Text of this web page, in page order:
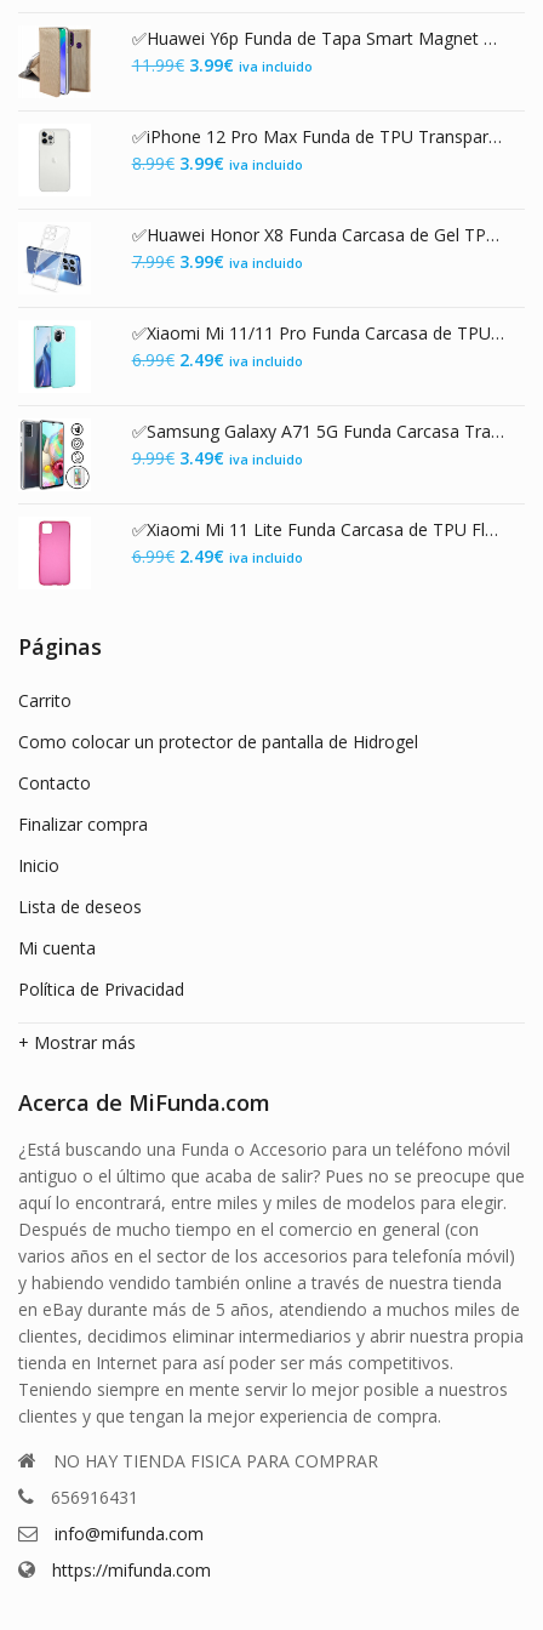
era:
9.99€.
es:
3.49€.
✅Huawei Y6p Funda de Tapa Smart Magnet Dorada
11.99€ El
era:
11.99€.
3.99€El
es:
3.99€.
iva incluido
✅iPhone 12 Pro Max Funda de TPU Transparente 2.0mm Premium con Protección de Cámara
8.99€ El
era:
8.99€.
3.99€El
es:
3.99€.
iva incluido
✅Huawei Honor X8 Funda Carcasa de Gel TPU Transparente con Protección de Cámara
7.99€ El
era:
7.99€.
3.99€El
es:
3.99€.
iva incluido
✅Xiaomi Mi 11/11 Pro Funda Carcasa de TPU Flexible Mate Turquesa
6.99€ El
era:
6.99€.
2.49€El
es:
2.49€.
iva incluido
✅Samsung Galaxy A71 5G Funda Carcasa Transparente Doble con Protección 360º
9.99€ El
era:
9.99€.
3.49€El
es:
3.49€.
iva incluido
✅Xiaomi Mi 11 Lite Funda Carcasa de TPU Flexible Mate Rosa
6.99€ El
2.49€Eliva incluido
Páginas
Carrito
Como colocar un protector de pantalla de Hidrogel
Contacto
Finalizar compra
Inicio
Lista de deseos
Mi cuenta
Política de Privacidad
+ Mostrar más
Acerca de MiFunda.com
¿Está buscando una Funda o Accesorio para un teléfono móvil
antiguo o el último que acaba de salir? Pues no se preocupe que
aquí lo encontrará, entre miles y miles de modelos para elegir.
Después de mucho tiempo en el comercio en general (con
varios años en el sector de los accesorios para telefonía móvil)
y habiendo vendido también online a través de nuestra tienda
en eBay durante más de 5 años, atendiendo a muchos miles de
clientes, decidimos eliminar intermediarios y abrir nuestra propia
tienda en Internet para así poder ser más competitivos.
Teniendo siempre en mente servir lo mejor posible a nuestros
clientes y que tengan la mejor experiencia de compra.
NO HAY TIENDA FISICA PARA COMPRAR
656916431
info@mifunda.com
https://mifunda.com